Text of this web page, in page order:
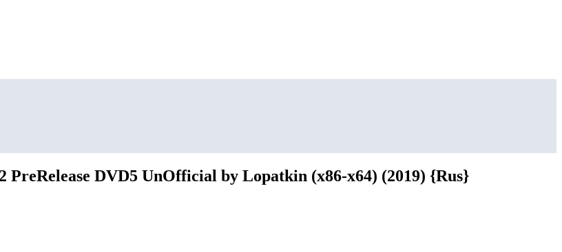
PreRelease DVD5 UnOfficial by Lopatkin (x86-x64) (2019) {Rus}